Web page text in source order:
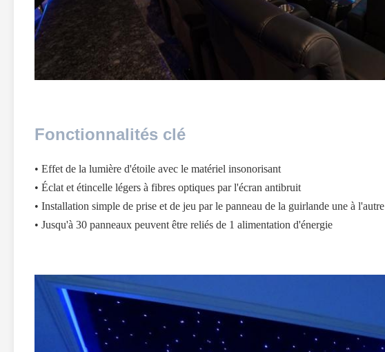
Fonctionnalités clé
• Effet de la lumière d'étoile avec le matériel insonorisant
• Éclat et étincelle légers à fibres optiques par l'écran antibruit
• Installation simple de prise et de jeu par le panneau de la guirlande une à l'autre
• Jusqu'à 30 panneaux peuvent être reliés de 1 alimentation d'énergie